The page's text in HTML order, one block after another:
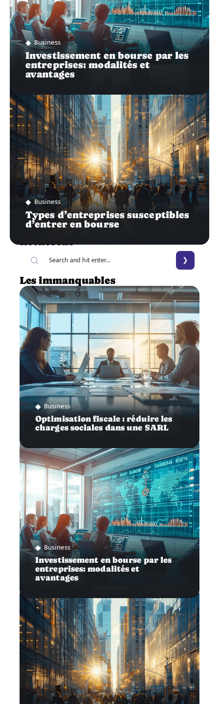
Business
Investissement en bourse par les
entreprises: modalités et
avantages
Business
Types d’entreprises susceptibles
d’entrer en bourse
Recherche
Les immanquables
Business
Optimisation fiscale : réduire les
charges sociales dans une SARL
Business
Investissement en bourse par les
entreprises: modalités et
avantages